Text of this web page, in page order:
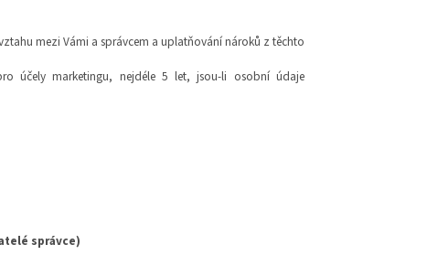
mezi Vámi a správcem a uplatňování nároků z těchto
účely marketingu, nejdéle 5 let, jsou-li osobní údaje
správce)